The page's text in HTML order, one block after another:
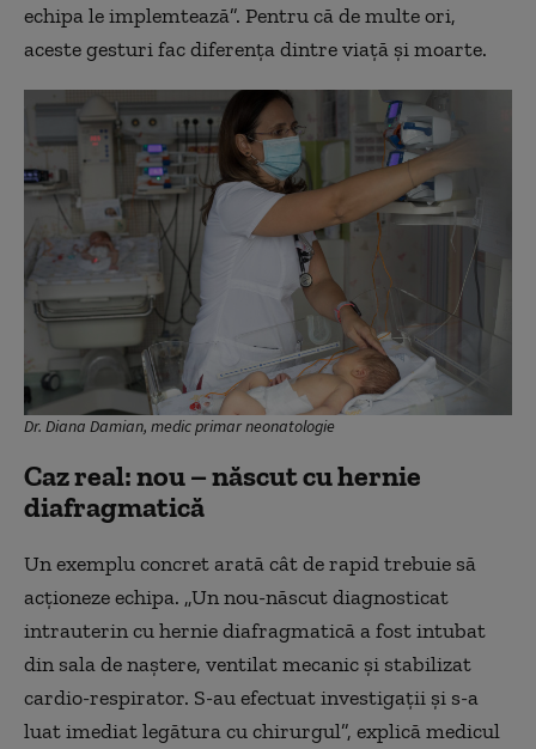
echipa le implemtează”. Pentru că de multe ori,
aceste gesturi fac diferența dintre viață și moarte.
Dr. Diana Damian, medic primar neonatologie
Caz real: nou – născut cu hernie
diafragmatică
Un exemplu concret arată cât de rapid trebuie să
acționeze echipa. „Un nou-născut diagnosticat
intrauterin cu hernie diafragmatică a fost intubat
din sala de naștere, ventilat mecanic și stabilizat
cardio-respirator. S-au efectuat investigații și s-a
luat imediat legătura cu chirurgul”, explică medicul